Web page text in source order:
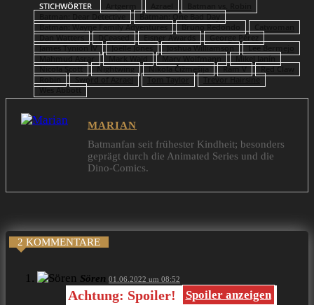
STICHWÖRTER
Batman: Dear Detective
Batman: One Bad Day
Batman: Wayne Family Adventures
Bruno Redondo
Dan Watters
DCeased Eisner Awards
George Pérez
James Tynion IV
Joëlle Jones Joshua Williamson
Lee Bermejo
Mahmud Asrar
Mark Waid Marv Wolfmann
Mikel Janín
Nicola Scott
Nightwing Nikola Čižmešija Ram V
Red Claw
Robin
Sword of Azrael Tom Taylor
Trevor Hairsine
Wes Abbott
MARIAN
Batmanfan seit frühester Kindheit; besonders
geprägt durch die Animated Series und die
Dino-Comics.
2 KOMMENTARE
Sören 01.06.2022 um 08:52
Achtung: Spoiler! Spoiler anzeigen